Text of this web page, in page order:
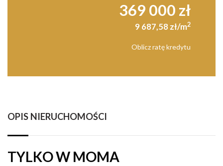
369 000 zł
9 687,58 zł/m2
Oblicz ratę kredytu
OPIS NIERUCHOMOŚCI
TYLKO W MOMA